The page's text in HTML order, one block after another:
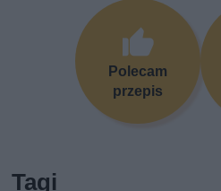
Polecam
przepis
Tagi